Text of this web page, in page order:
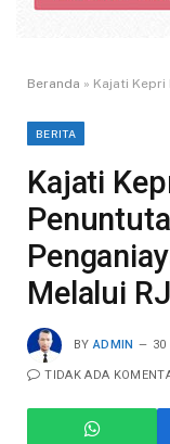
Beranda » Kajati Kepri
BERITA
Kajati
Melalui RJ
BY ADMIN 30
TIDAK ADA